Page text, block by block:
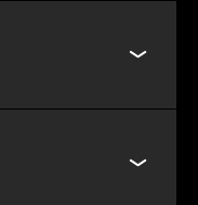
projecten.